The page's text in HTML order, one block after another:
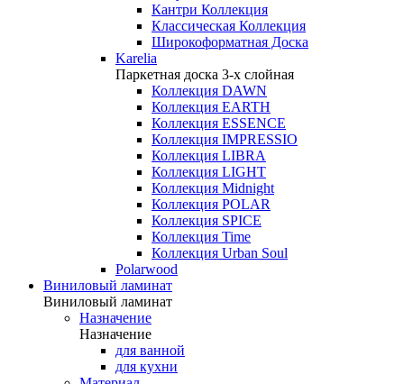
Кантри Коллекция
Классическая Коллекция
Широкоформатная Доска
Karelia
Паркетная доска 3-х слойная
Коллекция DAWN
Коллекция EARTH
Коллекция ESSENCE
Коллекция IMPRESSIO
Коллекция LIBRA
Коллекция LIGHT
Коллекция Midnight
Коллекция POLAR
Коллекция SPICE
Коллекция Time
Коллекция Urban Soul
Polarwood
Виниловый ламинат
Виниловый ламинат
Назначение
Назначение
для ванной
для кухни